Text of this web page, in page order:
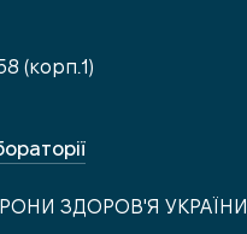
(корп.1)
ЗДОРОВ'Я УКРАЇНИ